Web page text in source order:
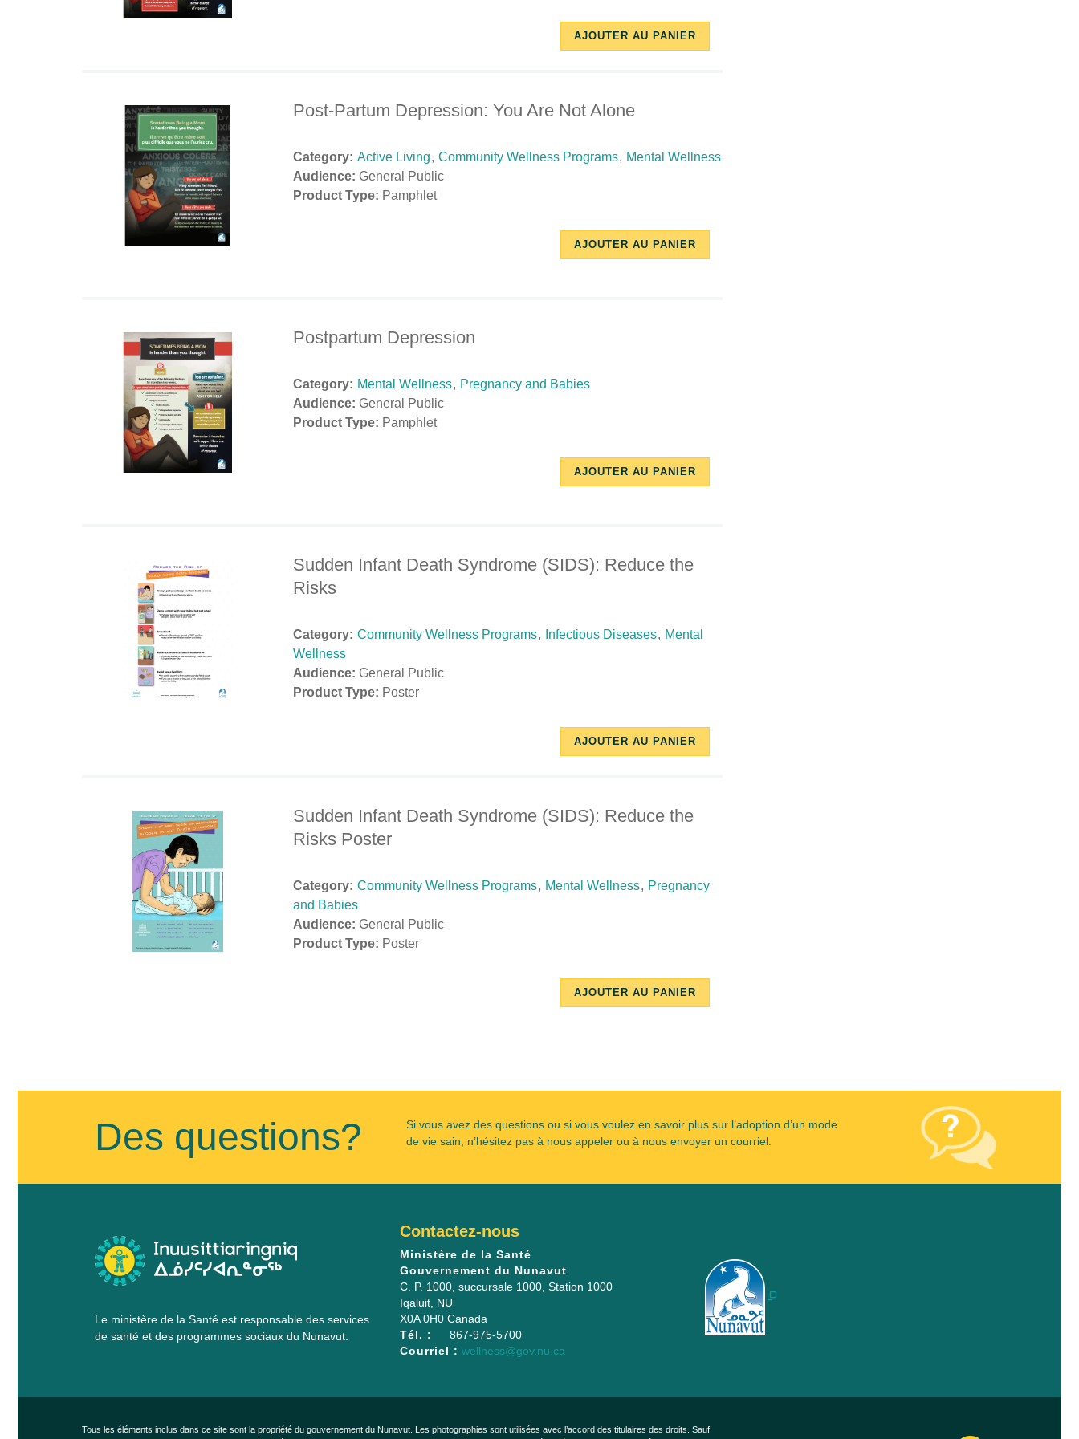
AJOUTER AU PANIER
10/17/2018
12/03/2018
Post-Partum Depression: You Are Not Alone
Category: Active Living, Community Wellness Programs, Mental Wellness
Audience: General Public
Product Type: Pamphlet
AJOUTER AU PANIER
10/17/2018
12/03/2018
Postpartum Depression
Category: Mental Wellness, Pregnancy and Babies
Audience: General Public
Product Type: Pamphlet
AJOUTER AU PANIER
10/17/2018
11/29/2018
Sudden Infant Death Syndrome (SIDS): Reduce the
Risks
Category: Community Wellness Programs, Infectious Diseases, Mental
Wellness
Audience: General Public
Product Type: Poster
AJOUTER AU PANIER
10/17/2018
12/03/2018
Sudden Infant Death Syndrome (SIDS): Reduce the
Risks Poster
Category: Community Wellness Programs, Mental Wellness, Pregnancy
and Babies
Audience: General Public
Product Type: Poster
AJOUTER AU PANIER
10/17/2018
12/03/2018
Des questions?
Si vous avez des questions ou si vous voulez en savoir plus sur l’adoption d’un mode
de vie sain, n’hésitez pas à nous appeler ou à nous envoyer un courriel.
Le ministère de la Santé est responsable des services
de santé et des programmes sociaux du Nunavut.
Contactez-nous
Ministère de la Santé
Gouvernement du Nunavut
C. P. 1000, succursale 1000, Station 1000
Iqaluit, NU
X0A 0H0 Canada
Tél. :
867-975-5700
Courriel : wellness@gov.nu.ca
Tous les éléments inclus dans ce site sont la propriété du gouvernement du Nunavut. Les photographies sont utilisées avec l’accord des titulaires des droits. Sauf